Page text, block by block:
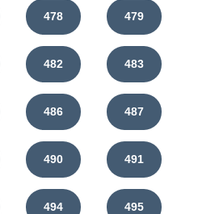
478 479
482 483
486 487
490 491
494 495